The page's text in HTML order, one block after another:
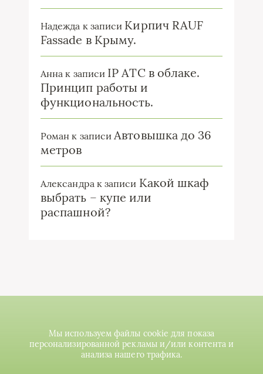
Надежда к записи Кирпич RAUF
Fassade в Крыму.
Анна к записи IP ATC в облаке.
Принцип работы и
функциональность.
Роман к записиАвтовышка до 36
метров
Александрак записи Какой шкаф
выбрать – купе или
распашной?
Мы используем файлы cookie для показа
персонализированной рекламы и/или контента и
анализа нашего трафика.